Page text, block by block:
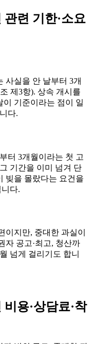
련 기한·소요
사실을 안 날부터 3개
제3항). 상속 개시를
이 기준이라는 점이 일
다.
터 3개월이라는 첫 고
기간을 이미 넘겨 단
빚을 몰랐다는 요건을
다.
이지만, 중대한 과실이
자 공고·최고, 청산까
넘게 걸리기도 합니
용·상담료·착